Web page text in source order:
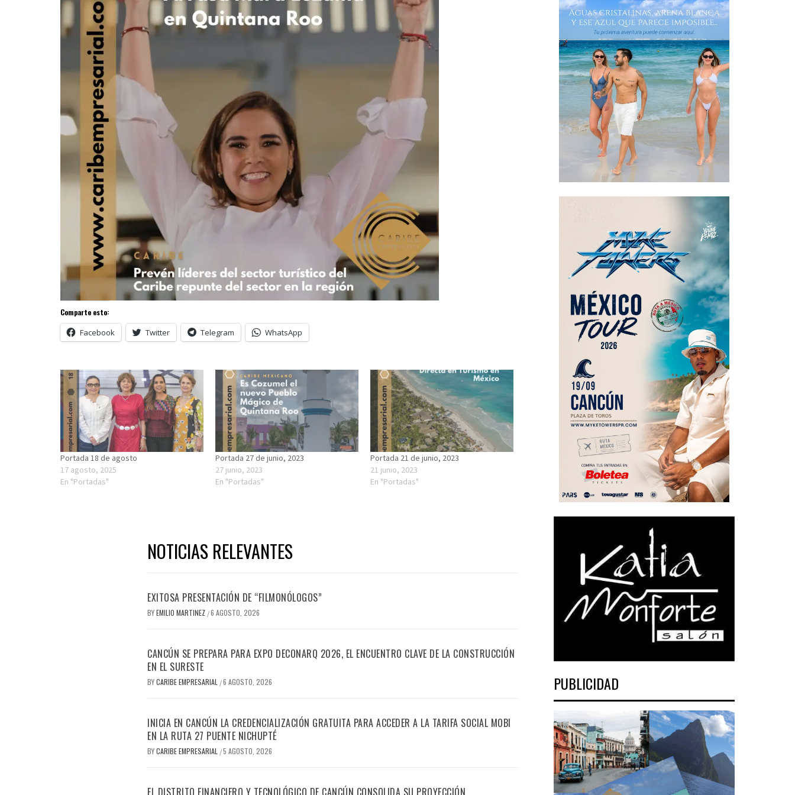
Comparte esto:
Facebook Twitter Telegram WhatsApp
Portada 18 de agosto
17 agosto, 2025
En "Portadas"
Portada 27 de junio, 2023
27 junio, 2023
En "Portadas"
Portada 21 de junio, 2023
21 junio, 2023
En "Portadas"
NOTICIAS RELEVANTES
EXITOSA PRESENTACIÓN DE “FILMONÓLOGOS”
BYEMILIO MARTINEZ /6 AGOSTO, 2026
CANCÚN SE PREPARA PARA EXPO DECONARQ 2026, EL ENCUENTRO CLAVE DE LA CONSTRUCCIÓN
EN EL SURESTE
BYCARIBE EMPRESARIAL /6 AGOSTO, 2026
INICIA EN CANCÚN LA CREDENCIALIZACIÓN GRATUITA PARA ACCEDER A LA TARIFA SOCIAL MOBI
EN LA RUTA 27 PUENTE NICHUPTÉ
BYCARIBE EMPRESARIAL /5 AGOSTO, 2026
EL DISTRITO FINANCIERO Y TECNOLÓGICO DE CANCÚN CONSOLIDA SU PROYECCIÓN
PUBLICIDAD